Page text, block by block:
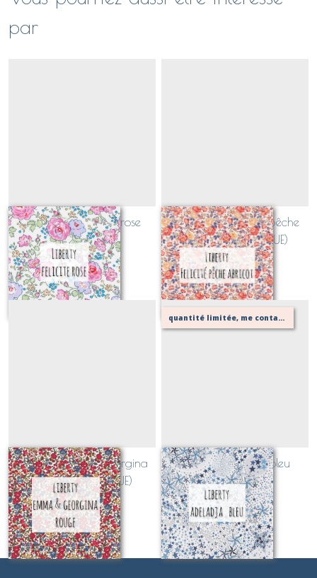
par
Liberty new Felicite rose
(CLASSIQUE)
Sur demande
Liberty new Felicite pêche
abricot (CLASSIQUE)
Sur demande
Liberty Emma et Georgina
rouge (CLASSIQUE)
Sur demande
quantité limitée, me contacter pour vérifier possibilité de votre confection
Liberty Adeladja bleu
(CLASSIQUE)
Sur demande